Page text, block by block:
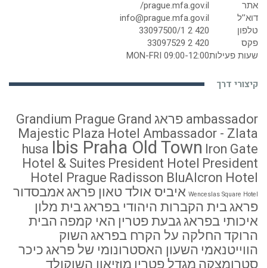
אתר
prague.mfa.gov.il/
דוא’’ל
info@prague.mfa.gov.il
טלפון
420 2 33097500/1
פקס
420 2 33097529
שעות פעילותMON-FRI 09:00-12:00
קיצורי דרך
ambassador פראג Grandium Prague Grand
Majestic Plaza Hotel Ambassador - Zlata
husa Ibis Praha Old Town Iron Gate
Hotel & Suites President Hotel President
Hotel Prague Radisson BluAlcron Hotel
Wenceslas Square Hotel איביס אולד טאון פראג אמבסדור
פראג בית הקברות היהודי בפראג בית מלון
איכותי בפראג גבעת פטרין האי קמפה הבית
הרוקד החלקה על הקרח בפראג השוק
הווייטנאמי השעון האסטרונומי של פראג כיכר
סטרומצקה מגדל פטרין מוזיאון השוקולד